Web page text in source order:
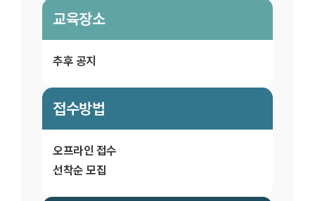
교육장소
추후 공지
접수방법
오프라인 접수
선착순 모집